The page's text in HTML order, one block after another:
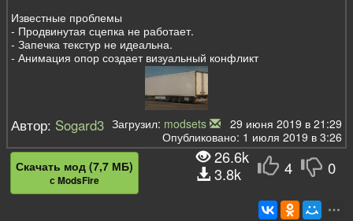
Известные проблемы
- Продвинутая сцепка не работает.
- Запечка текстур не идеальна.
- Анимация опор создает визуальный конфликт
Автор: Sogard3 Загрузил: modsets
29 июня 2019 в 21:29
Опубликовано: 1 июля 2019 в 3:26
4 0
Скачать мод (7,7 МБ)
с ModsFire
26.6k
3.8k